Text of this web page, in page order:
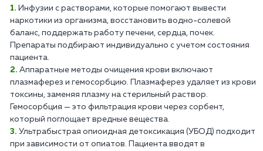
Инфузии с растворами, которые помогают вывести
наркотики из организма, восстановить водно-солевой
баланс, поддержать работу печени, сердца, почек.
Препараты подбирают индивидуально с учетом состояния
пациента.
Аппаратные методы очищения крови включают
плазмаферез и гемосорбцию. Плазмаферез удаляет из крови
токсины, заменяя плазму на стерильный раствор.
Гемосорбция — это фильтрация крови через сорбент,
который поглощает вредные вещества.
Ультрабыстрая опиоидная детоксикация (УБОД) подходит
при зависимости от опиатов. Пациента вводят в